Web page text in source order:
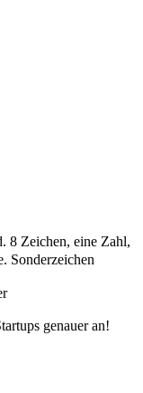
8 Zeichen, eine Zahl,
Sonderzeichen
genauer an!